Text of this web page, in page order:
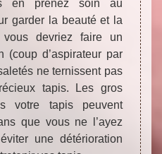
en prenez soin au
garder la beauté et la
devriez faire un
(coup d’aspirateur par
ne ternissent pas
tapis. Les gros
votre tapis peuvent
que vous ne l’ayez
une détérioration